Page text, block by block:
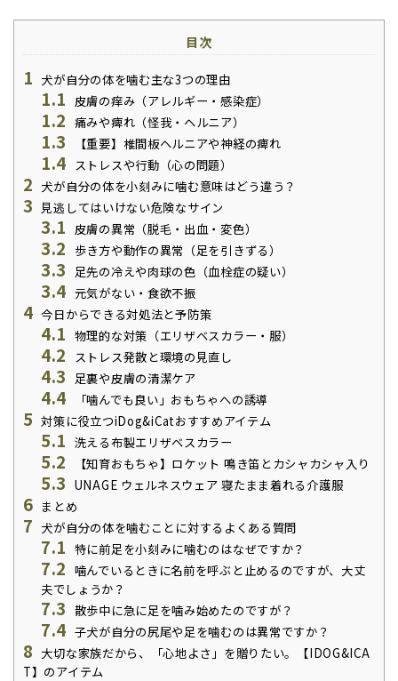
目次
1 犬が自分の体を噛む主な3つの理由
1.1 皮膚の痒み（アレルギー・感染症）
1.2 痛みや痺れ（怪我・ヘルニア）
1.3 【重要】椎間板ヘルニアや神経の痺れ
1.4 ストレスや行動（心の問題）
2 犬が自分の体を小刻みに噛む意味はどう違う？
3 見逃してはいけない危険なサイン
3.1 皮膚の異常（脱毛・出血・変色）
3.2 歩き方や動作の異常（足を引きずる）
3.3 足先の冷えや肉球の色（血栓症の疑い）
3.4 元気がない・食欲不振
4 今日からできる対処法と予防策
4.1 物理的な対策（エリザベスカラー・服）
4.2 ストレス発散と環境の見直し
4.3 足裏や皮膚の清潔ケア
4.4 「噛んでも良い」おもちゃへの誘導
5 対策に役立つiDog&iCatおすすめアイテム
5.1 洗える布製エリザベスカラー
5.2 【知育おもちゃ】ロケット 鳴き笛とカシャカシャ入り
5.3 UNAGE ウェルネスウェア 寝たまま着れる介護服
6 まとめ
7 犬が自分の体を噛むことに対するよくある質問
7.1 特に前足を小刻みに噛むのはなぜですか？
7.2 噛んでいるときに名前を呼ぶと止めるのですが、大丈
夫でしょうか？
7.3 散歩中に急に足を噛み始めたのですが？
7.4 子犬が自分の尻尾や足を噛むのは異常ですか？
8 大切な家族だから、「心地よさ」を贈りたい。【IDOG&ICA
T】のアイテム